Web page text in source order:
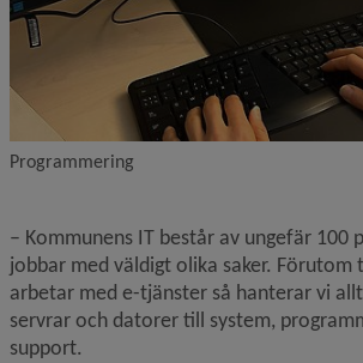
Programmering
– Kommunens IT består av ungefär 100
jobbar med väldigt olika saker. Förutom
arbetar med e-tjänster så hanterar vi
servrar och datorer till system,
support.